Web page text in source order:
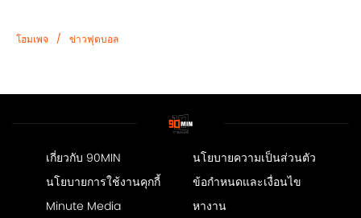
โฮมเพจ / ข่าวฟุตบอล
เกี่ยวกับ 90MIN
นโยบายความเป็นส่วนตัว
นโยบายการใช้งานคุกกี้
ข้อกำหนดและเงื่อนไข
Minute Media
หางาน